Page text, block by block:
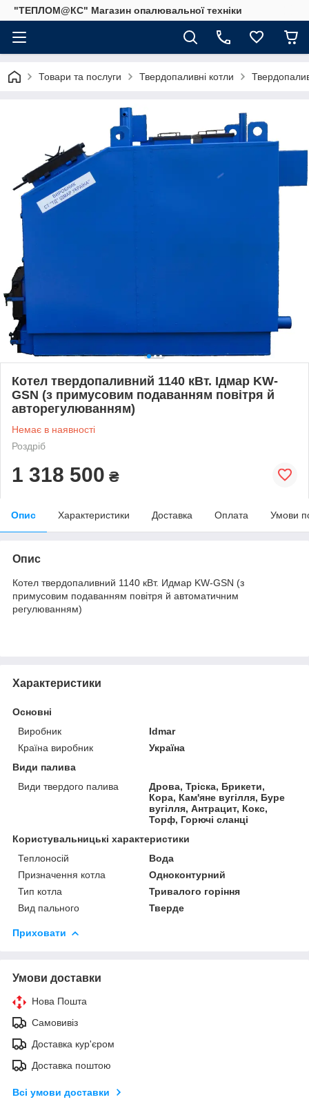
"ТЕПЛОМ@КС" Магазин опалювальної техніки
Товари та послуги Твердопаливні котли
Котел твердопаливний 1140 кВт. Ідмар KW-
GSN (з примусовим подаванням повітря й
авторегулюванням)
Немає в наявності
Роздріб
1 318 500 ₴
Опис Характеристики Доставка Оплата Умови
Опис
Котел твердопаливний 1140 кВт. Идмар KW-GSN (з
примусовим подаванням повітря й автоматичним
регулюванням)
Характеристики
Основні
Виробник
Idmar
Країна виробник
Україна
Види палива
Види твердого палива
Дрова, Тріска, Брикети,
Кора, Кам'яне вугілля, Буре
вугілля, Антрацит, Кокс,
Торф, Горючі сланці
Користувальницькі характеристики
Теплоносій
Вода
Призначення котла
Одноконтурний
Тип котла
Тривалого горіння
Вид пального
Тверде
Приховати
Умови доставки
Нова Пошта
Самовивіз
Доставка кур'єром
Доставка поштою
Всі умови доставки